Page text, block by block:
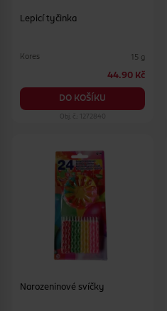
Lepicí tyčinka
Kores 15 g
44.90 Kč
DO KOŠÍKU
Obj. č.: 1272840
Narozeninové svíčky